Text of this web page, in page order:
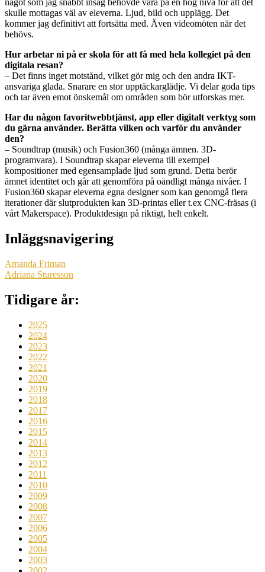
något som jag snabbt insåg behövde vara på en hög nivå för att det
skulle mottagas väl av eleverna. Ljud, bild och upplägg. Det
kommer jag definitivt att fortsätta med. Även videomöten när det
behövs.
Hur arbetar ni på er skola för att få med hela kollegiet på den
digitala resan?
– Det finns inget motstånd, vilket gör mig och den andra IKT-
ansvariga glada. Snarare en stor upptäckarglädje. Vi delar goda tips
och tar även emot önskemål om områden som bör utforskas mer.
Har du någon favoritwebbtjänst, app eller digitalt verktyg som
du gärna använder. Berätta vilken och varför du använder
den?
– Soundtrap (musik) och Fusion360 (många ämnen. 3D-
programvara). I Soundtrap skapar eleverna till exempel
kompositioner med egensamplade ljud som grund. Detta berör
ämnet identitet och går att genomföra på oändligt många nivåer. I
Fusion360 skapar eleverna egna designer som kan genomgå flera
iterationer där slutprodukten kan 3D-printas eller t.ex CNC-fräsas (i
vårt Makerspace). Produktdesign på riktigt, helt enkelt.
Inläggsnavigering
Amanda Friman
Adriana Sturesson
Tidigare år:
2025
2024
2023
2022
2021
2020
2019
2018
2017
2016
2015
2014
2013
2012
2011
2010
2009
2008
2007
2006
2005
2004
2003